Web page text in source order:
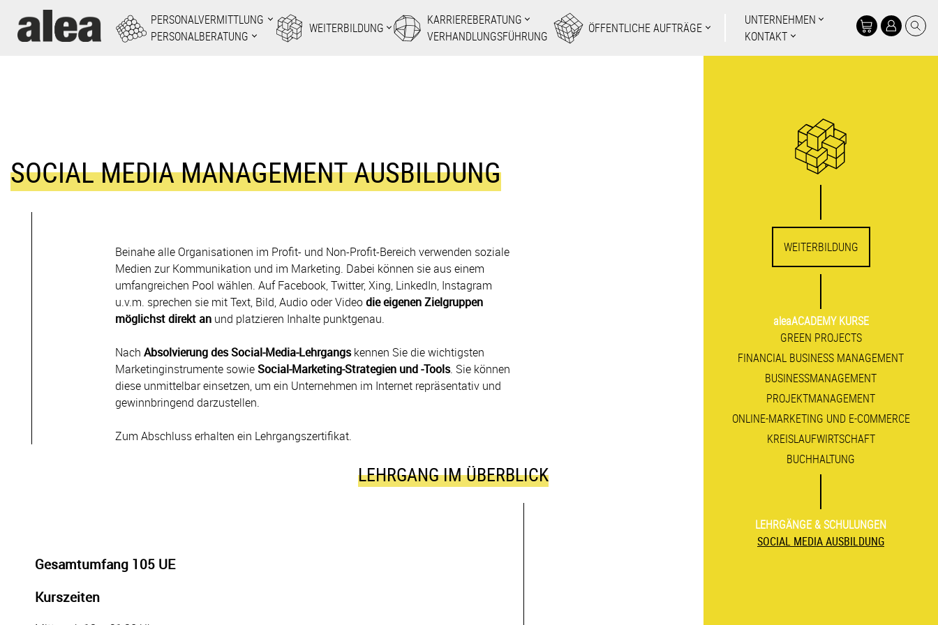
Inhalt
springen
PERSONALVERMITTLUNG
PERSONALBERATUNG
WEITERBILDUNG
KARRIEREBERATUNG
VERHANDLUNGSFÜHRUNG
ÖFFENTLICHE AUFTRÄGE
UNTERNEHMEN
KONTAKT
SOCIAL MEDIA MANAGEMENT AUSBILDUNG
Beinahe alle Organisationen im Profit- und Non-Profit-Bereich verwenden soziale
Medien zur Kommunikation und im Marketing. Dabei können sie aus einem
umfangreichen Pool wählen. Auf Facebook, Twitter, Xing, LinkedIn, Instagram
u.v.m. sprechen sie mit Text, Bild, Audio oder Videodie eigenen Zielgruppen
möglichst direkt an und platzieren Inhalte punktgenau.
Nach Absolvierung des Social-Media-Lehrgangskennen Sie die wichtigsten
Marketinginstrumente sowieSocial-Marketing-Strategien und -Tools. Sie können
diese unmittelbar einsetzen, um ein Unternehmen im Internet repräsentativ und
gewinnbringend darzustellen.
Zum Abschluss erhalten ein Lehrgangszertifikat.
LEHRGANG IM ÜBERBLICK
Gesamtumfang 105 UE
Kurszeiten
WEITERBILDUNG
aleaACADEMY KURSE
GREEN PROJECTS
FINANCIAL BUSINESS MANAGEMENT
BUSINESS­MANAGEMENT
PROJEKT­MANAGEMENT
ONLINE-MARKETING UND E-COMMERCE
KREISLAUF­WIRTSCHAFT
BUCHHALTUNG
LEHRGÄNGE & SCHULUNGEN
SOCIAL MEDIA AUSBILDUNG